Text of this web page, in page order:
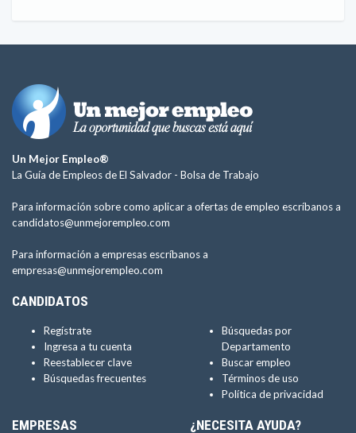
Un Mejor Empleo®
La Guía de Empleos de El Salvador - Bolsa de Trabajo
Para información sobre como aplicar a ofertas de empleo escríbanos a
candidatos@unmejorempleo.com
Para información a empresas escríbanos a
empresas@unmejorempleo.com
CANDIDATOS
Regístrate
Ingresa a tu cuenta
Reestablecer clave
Búsquedas frecuentes
Búsquedas por
Departamento
Buscar empleo
Términos de uso
Política de privacidad
EMPRESAS ¿NECESITA AYUDA?